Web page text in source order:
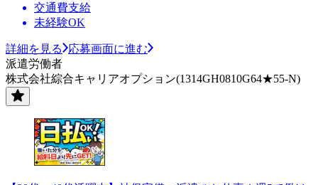
交通費支給
未経験OK
詳細を見る
応募画面に進む
派遣労働者
株式会社綜合キャリアオプション(1314GH0810G64★55-N)